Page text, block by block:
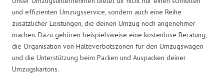
und effizienten Umzugsservice, sondern auch eine Reihe
zusätzlicher Leistungen, die deinen Umzug noch angenehmer
machen. Dazu gehören beispielsweise eine kostenlose Beratung,
die Organisation von Halteverbotszonen für den Umzugswagen
und die Unterstützung beim Packen und Auspacken deiner
Umzugskartons.